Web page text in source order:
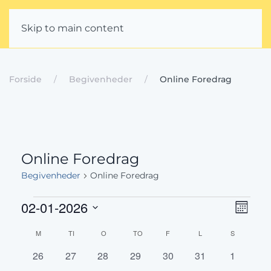
Skip to main content
Forside Begivenheder Online Foredrag
Online Foredrag
Begivenheder Online Foredrag
Begivenheder
af
Måned
02-01-2026
dato.Kalender
af
M MANDAGTI TIRSDAGO ONSDAGTO TORSDAG
F L LØRDAGS
0
26
0
27
0
28
0
29
0
30
0
31
0
1